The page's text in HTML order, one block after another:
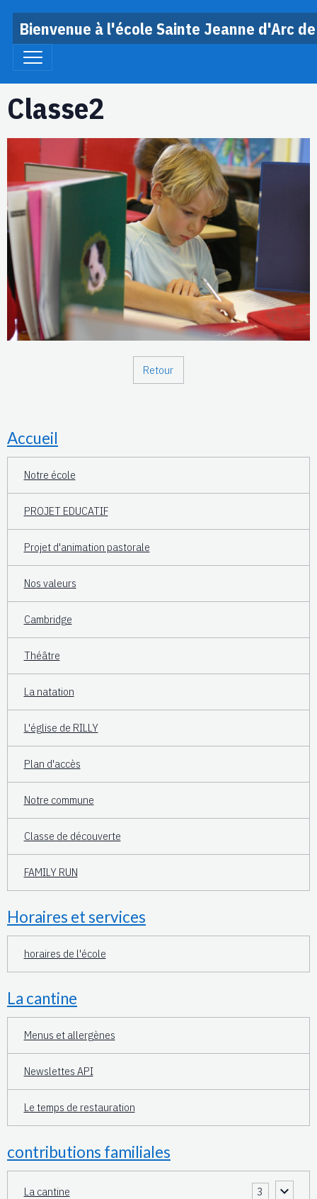
Bienvenue à l'école Sainte Jeanne d'Arc
Classe2
Retour
Accueil
Notre école
PROJET EDUCATIF
Projet d'animation pastorale
Nos valeurs
Cambridge
Théâtre
La natation
L'église de RILLY
Plan d'accès
Notre commune
Classe de découverte
FAMILY RUN
Horaires et services
horaires de l'école
La cantine
Menus et allergènes
Newslettes API
Le temps de restauration
contributions familiales
La cantine 3